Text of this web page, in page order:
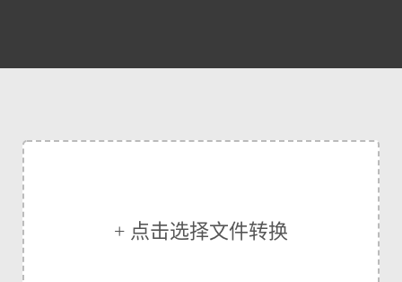
+ 点击选择文件转换